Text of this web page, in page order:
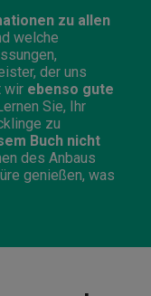
zu allen
welche
der uns
wir ebenso gute
Sie, Ihr
zu
Buch nicht
des Anbaus
genießen, was